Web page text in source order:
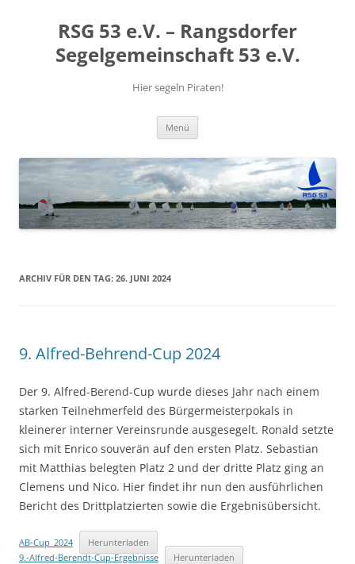
RSG 53 e.V. – Rangsdorfer
Segelgemeinschaft 53 e.V.
Hier segeln Piraten!
Menü
ARCHIV FÜR DEN TAG: 26. JUNI 2024
9. Alfred-Behrend-Cup 2024
Der 9. Alfred-Berend-Cup wurde dieses Jahr nach einem
starken Teilnehmerfeld des Bürgermeisterpokals in
kleinerer interner Vereinsrunde ausgesegelt. Ronald setzte
sich mit Enrico souverän auf den ersten Platz. Sebastian
mit Matthias belegten Platz 2 und der dritte Platz ging an
Clemens und Nico. Hier findet ihr nun den ausführlichen
Bericht des Drittplatzierten sowie die Ergebnisübersicht.
AB-Cup_2024
Herunterladen
9.-Alfred-Berendt-Cup-Ergebnisse
Herunterladen